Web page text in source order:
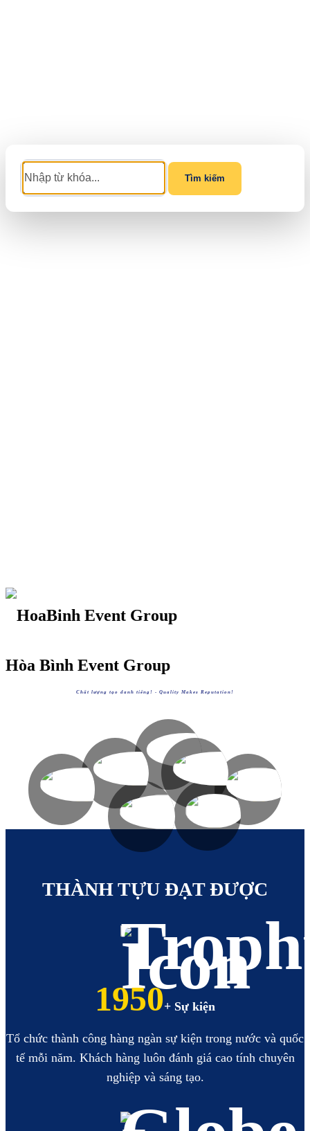
Tìm kiếm
Hòa Bình Event Group
Chất lượng tạo danh tiếng! - Quality Makes Reputation!
HOABINHEVENTS
https://hoabinhevents.com
HOABINHTOURIST
https://hoabinhtourist.com
HOABINHGROUP
https://hoabinh-group.com
HOABINHAIRLINES
https://hoabinhairlines.vnHOABINHBUS
HOABINHBOOKINGAVVIETNAM
THÀNH TỰU ĐẠT ĐƯỢC
2210+ Sự kiện
Tổ chức thành công hàng ngàn sự kiện trong nước và quốc
tế mỗi năm. Khách hàng luôn đánh giá cao tính chuyên
nghiệp và sáng tạo.